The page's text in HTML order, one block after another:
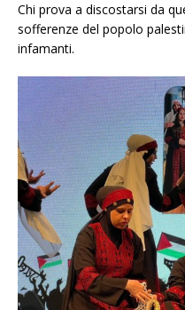
Chi prova a discostarsi da
sofferenze del popolo
infamanti.